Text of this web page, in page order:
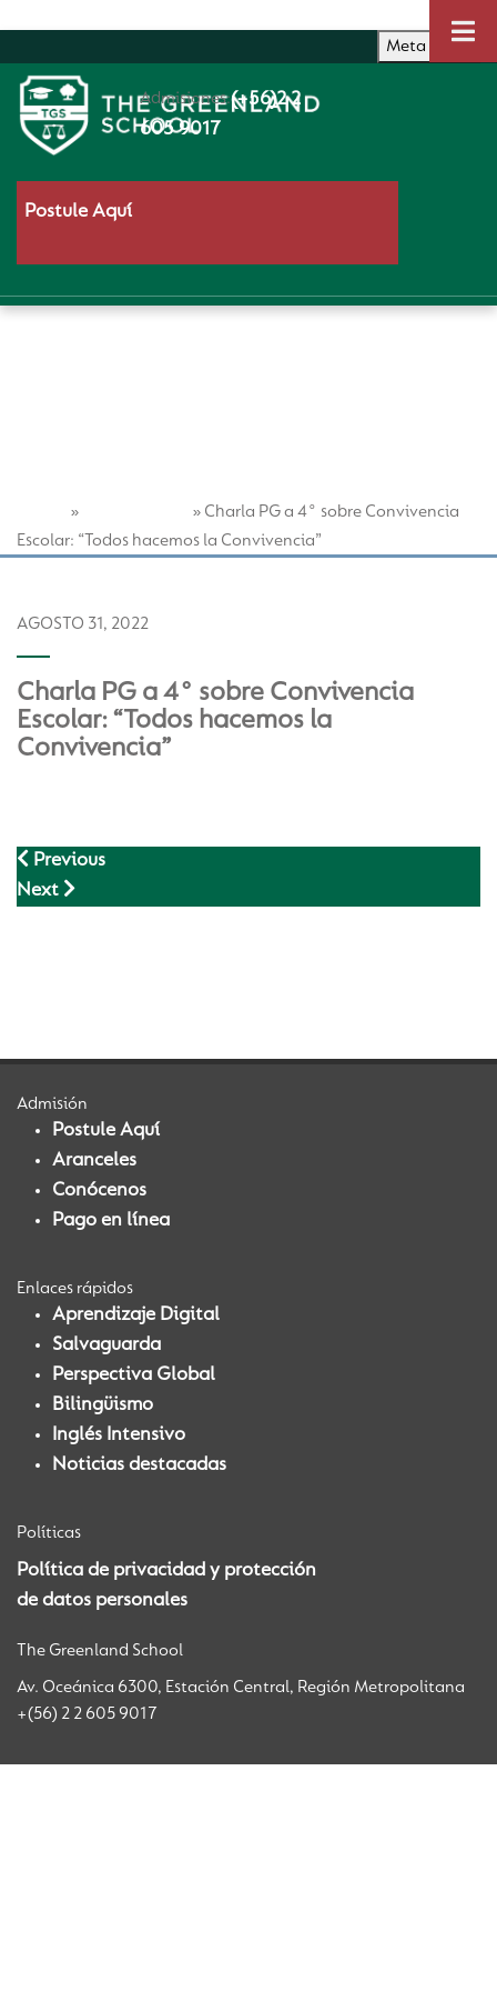
Meta Menu
Admisiones:(+56)2 2
605 9017
Postule Aquí
» » Charla PG a 4° sobre Convivencia
Escolar: “Todos hacemos la Convivencia”
AGOSTO 31, 2022
Charla PG a 4° sobre Convivencia
Escolar: “Todos hacemos la
Convivencia”
Previous
Next
Admisión
Postule Aquí
Aranceles
Conócenos
Pago en línea
Enlaces rápidos
Aprendizaje Digital
Salvaguarda
Perspectiva Global
Bilingüismo
Inglés Intensivo
Noticias destacadas
Políticas
Política de privacidad y protección
de datos personales
The Greenland School
Av. Oceánica 6300, Estación Central, Región Metropolitana
+(56) 2 2 605 9017